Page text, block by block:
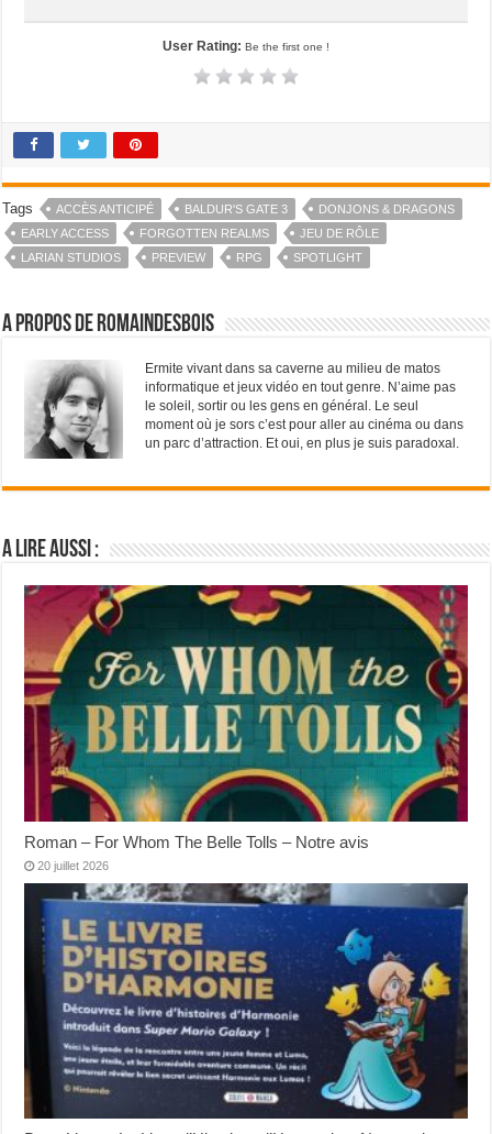
User Rating: Be the first one !
Tags ACCÈS ANTICIPÉ BALDUR'S GATE 3
DONJONS & DRAGONS
EARLY ACCESS
FORGOTTEN REALMS
JEU DE RÔLE
LARIAN STUDIOS
PREVIEW RPG SPOTLIGHT
A propos de RomainDesBois
Ermite vivant dans sa caverne au milieu de matos
informatique et jeux vidéo en tout genre. N’aime pas
le soleil, sortir ou les gens en général. Le seul
moment où je sors c’est pour aller au cinéma ou dans
un parc d’attraction. Et oui, en plus je suis paradoxal.
A lire aussi :
Roman – For Whom The Belle Tolls – Notre avis
20 juillet 2026